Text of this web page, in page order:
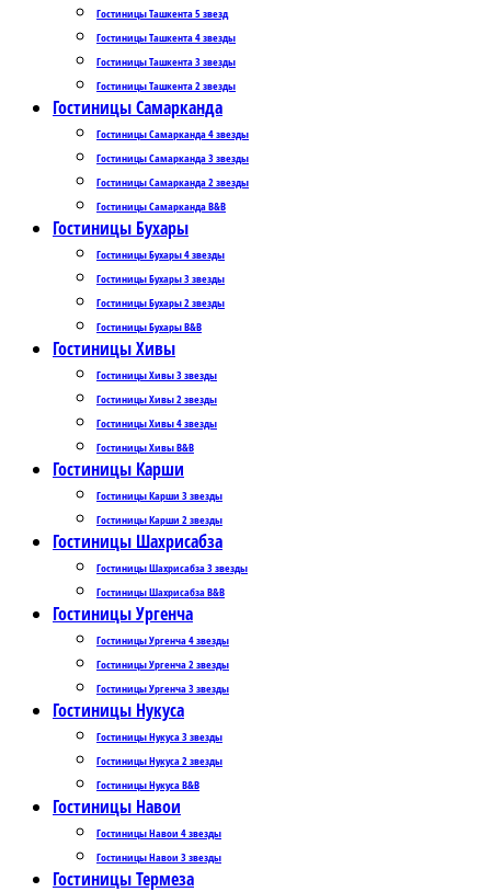
Гостиницы Ташкента 5 звезд
Гостиницы Ташкента 4 звезды
Гостиницы Ташкента 3 звезды
Гостиницы Ташкента 2 звезды
Гостиницы Самарканда
Гостиницы Самарканда 4 звезды
Гостиницы Самарканда 3 звезды
Гостиницы Самарканда 2 звезды
Гостиницы Самарканда B&B
Гостиницы Бухары
Гостиницы Бухары 4 звезды
Гостиницы Бухары 3 звезды
Гостиницы Бухары 2 звезды
Гостиницы Бухары B&B
Гостиницы Хивы
Гостиницы Хивы 3 звезды
Гостиницы Хивы 2 звезды
Гостиницы Хивы 4 звезды
Гостиницы Хивы B&B
Гостиницы Карши
Гостиницы Карши 3 звезды
Гостиницы Карши 2 звезды
Гостиницы Шахрисабза
Гостиницы Шахрисабза 3 звезды
Гостиницы Шахрисабза B&B
Гостиницы Ургенча
Гостиницы Ургенча 4 звезды
Гостиницы Ургенча 2 звезды
Гостиницы Ургенча 3 звезды
Гостиницы Нукуса
Гостиницы Нукуса 3 звезды
Гостиницы Нукуса 2 звезды
Гостиницы Нукуса B&B
Гостиницы Навои
Гостиницы Навои 4 звезды
Гостиницы Навои 3 звезды
Гостиницы Термеза